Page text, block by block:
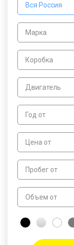
Вся Россия
Марка
Год от
Цена от
Коробка
Пробег от
Объем от
Двигатель